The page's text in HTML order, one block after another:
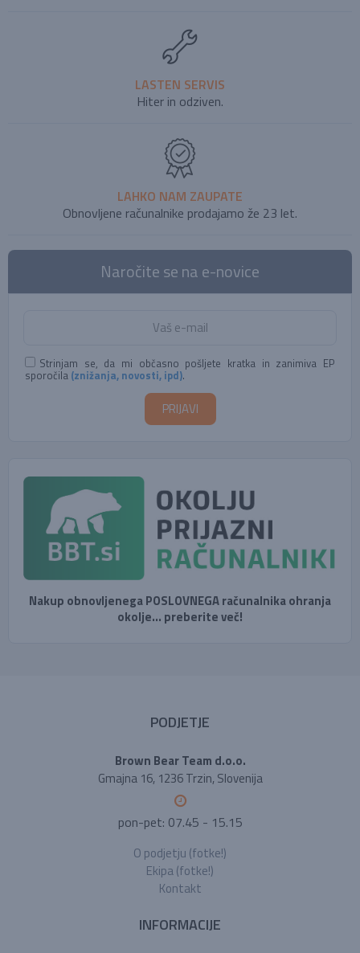
LASTEN SERVIS
Hiter in odziven.
LAHKO NAM ZAUPATE
Obnovljene računalnike prodajamo že 23 let.
Naročite se na e-novice
Strinjam se, da mi občasno pošljete kratka in zanimiva EP
sporočila (znižanja, novosti, ipd).
Nakup obnovljenega POSLOVNEGA računalnika ohranja
okolje... preberite več!
PODJETJE
Brown Bear Team d.o.o.
Gmajna 16, 1236 Trzin, Slovenija
pon-pet: 07.45 - 15.15
O podjetju (fotke!)
Ekipa (fotke!)
Kontakt
INFORMACIJE